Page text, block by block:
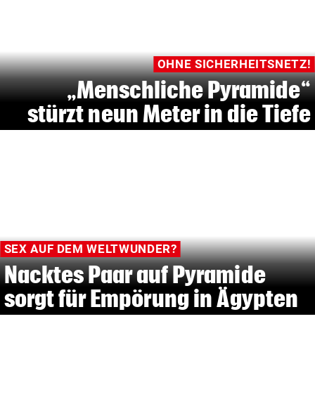
OHNE SICHERHEITSNETZ!
„Menschliche Pyramide“
stürzt neun Meter in die Tiefe
SEX AUF DEM WELTWUNDER?
Nacktes Paar auf Pyramide
sorgt für Empörung in Ägypten